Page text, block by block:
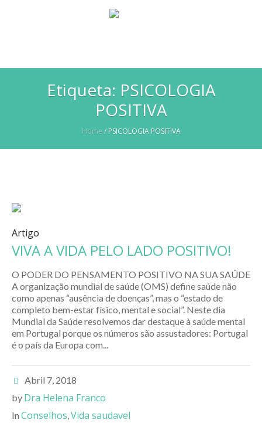
Etiqueta: PSICOLOGIA
POSITIVA
Home / PSICOLOGIA POSITIVA
Artigo
VIVA A VIDA PELO LADO POSITIVO!
O PODER DO PENSAMENTO POSITIVO NA SUA SAÚDE
A organização mundial de saúde (OMS) define saúde não
como apenas “ausência de doenças”, mas o “estado de
completo bem-estar físico, mental e social”. Neste dia
Mundial da Saúde resolvemos dar destaque à saúde mental
em Portugal porque os números são assustadores: Portugal
é o país da Europa com...
Abril 7, 2018
by Dra Helena Franco
In Conselhos Vida saudavel